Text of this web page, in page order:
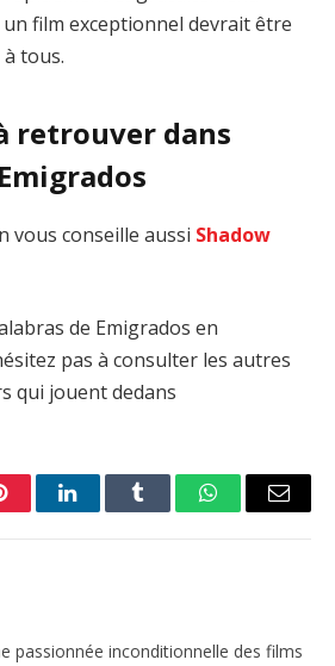
film exceptionnel devrait être
tous.
retrouver dans
vous conseille aussi Shadow
de Emigrados en
pas à consulter les autres
qui jouent dedans
LinkedInTumblr WhatsAppEmail
passionnée inconditionnelle des films